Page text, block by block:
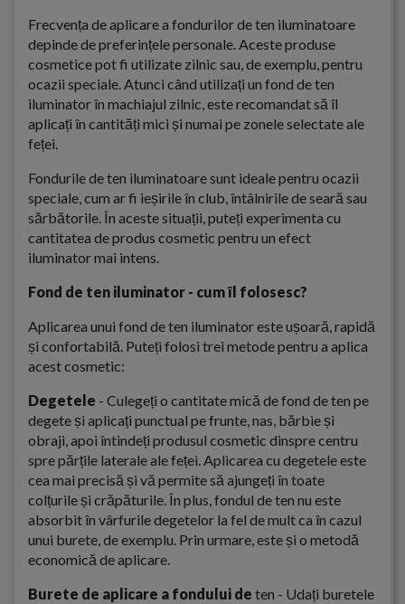
Frecvența de aplicare a fondurilor de ten iluminatoare
depinde de preferințele personale. Aceste produse
cosmetice pot fi utilizate zilnic sau, de exemplu, pentru
ocazii speciale. Atunci când utilizați un fond de ten
iluminator în machiajul zilnic, este recomandat să îl
aplicați în cantități mici și numai pe zonele selectate ale
feței.
Fondurile de ten iluminatoare sunt ideale pentru ocazii
speciale, cum ar fi ieșirile în club, întâlnirile de seară sau
sărbătorile. În aceste situații, puteți experimenta cu
cantitatea de produs cosmetic pentru un efect
iluminator mai intens.
Fond de ten iluminator - cum îl folosesc?
Aplicarea unui fond de ten iluminator este ușoară, rapidă
și confortabilă. Puteți folosi trei metode pentru a aplica
acest cosmetic:
Degetele - Culegeți o cantitate mică de fond de ten pe
degete și aplicați punctual pe frunte, nas, bărbie și
obraji, apoi întindeți produsul cosmetic dinspre centru
spre părțile laterale ale feței. Aplicarea cu degetele este
cea mai precisă și vă permite să ajungeți în toate
colțurile și crăpăturile. În plus, fondul de ten nu este
absorbit în vârfurile degetelor la fel de mult ca în cazul
unui burete, de exemplu. Prin urmare, este și o metodă
economică de aplicare.
Burete de aplicare a fondului de ten - Udați buretele